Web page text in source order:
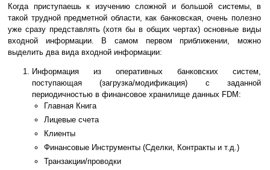
Когда приступаешь к изучению сложной и большой системы, в
такой трудной предметной области, как банковская, очень полезно
уже сразу представлять (хотя бы в общих чертах) основные виды
входной информации. В самом первом приближении, можно
выделить два вида входной информации:
Информация из оперативных банковских систем,
поступающая (загрузка/модификация) с заданной
периодичностью в финансовое хранилище данных FDM:
Главная Книга
Лицевые счета
Клиенты
Финансовые Инструменты (Сделки, Контракты и т.д.)
Транзакции/проводки